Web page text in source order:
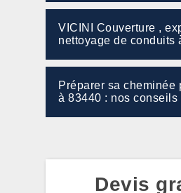
VICINI Couverture ,
nettoyage de conduits
Préparer sa cheminée
à 83440 : nos conseils
Devis